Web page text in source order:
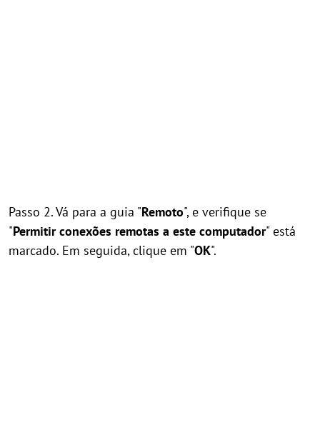
Passo 2. Vá para a guia "Remoto", e verifique se
"Permitir conexões remotas a este computador" está
marcado. Em seguida, clique em "OK".